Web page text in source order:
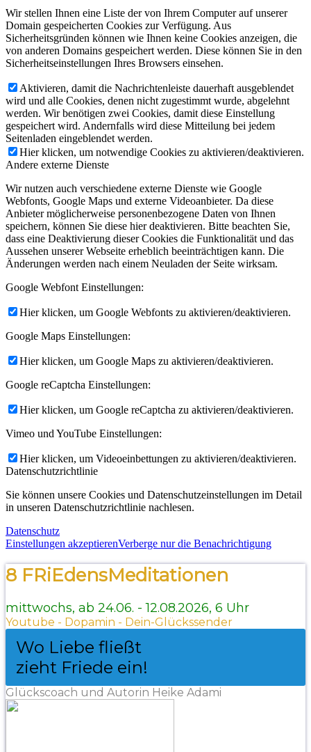
Wir stellen Ihnen eine Liste der von Ihrem Computer auf unserer
Domain gespeicherten Cookies zur Verfügung. Aus
Sicherheitsgründen können wie Ihnen keine Cookies anzeigen, die
von anderen Domains gespeichert werden. Diese können Sie in den
Sicherheitseinstellungen Ihres Browsers einsehen.
Aktivieren, damit die Nachrichtenleiste dauerhaft ausgeblendet
wird und alle Cookies, denen nicht zugestimmt wurde, abgelehnt
werden. Wir benötigen zwei Cookies, damit diese Einstellung
gespeichert wird. Andernfalls wird diese Mitteilung bei jedem
Seitenladen eingeblendet werden.
Hier klicken, um notwendige Cookies zu aktivieren/deaktivieren.
Andere externe Dienste
Wir nutzen auch verschiedene externe Dienste wie Google
Webfonts, Google Maps und externe Videoanbieter. Da diese
Anbieter möglicherweise personenbezogene Daten von Ihnen
speichern, können Sie diese hier deaktivieren. Bitte beachten Sie,
dass eine Deaktivierung dieser Cookies die Funktionalität und das
Aussehen unserer Webseite erheblich beeinträchtigen kann. Die
Änderungen werden nach einem Neuladen der Seite wirksam.
Google Webfont Einstellungen:
Hier klicken, um Google Webfonts zu aktivieren/deaktivieren.
Google Maps Einstellungen:
Hier klicken, um Google Maps zu aktivieren/deaktivieren.
Google reCaptcha Einstellungen:
Hier klicken, um Google reCaptcha zu aktivieren/deaktivieren.
Vimeo und YouTube Einstellungen:
Hier klicken, um Videoeinbettungen zu aktivieren/deaktivieren.
Datenschutzrichtlinie
Sie können unsere Cookies und Datenschutzeinstellungen im Detail
in unseren Datenschutzrichtlinie nachlesen.
Datenschutz
Einstellungen akzeptierenVerberge nur die Benachrichtigung
8 FRiEdensMeditationen
mittwochs, ab 24.06. - 12.08.2026, 6 Uhr
Youtube - Dopamin - Dein-Glückssender
Wo Liebe fließt
zieht Friede ein!
Glückscoach und Autorin Heike Adami